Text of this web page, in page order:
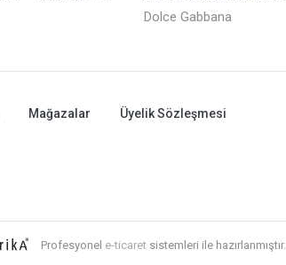
Dolce Gabbana
Mağazalar
Üyelik Sözleşmesi
Profesyonel e-ticaretsistemleri ile hazırlanmıştır.